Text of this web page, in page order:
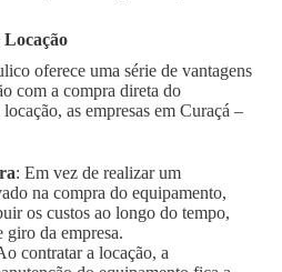
oferece uma série de vantagens
com a compra direta do
as empresas em Curaçá –
: Em vez de realizar um
na compra do equipamento,
os custos ao longo do tempo,
giro da empresa.
contratar a locação, a